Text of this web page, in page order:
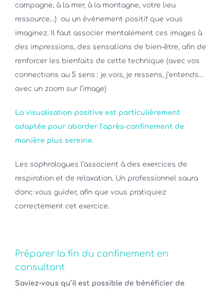
campagne, à la mer, à la montagne, votre lieu
ressource…) ou un événement positif que vous
imaginez. Il faut associer mentalement ces images à
des impressions, des sensations de bien-être, afin de
renforcer les bienfaits de cette technique (avec vos
connections au 5 sens : je vois, je ressens, j’entends…
avec un zoom sur l’image)
La visualisation positive est particulièrement
adaptée pour aborder l’après-confinement de
manière plus sereine.
Les sophrologues l’associent à des exercices de
respiration et de relaxation. Un professionnel saura
donc vous guider, afin que vous pratiquiez
correctement cet exercice.
Préparer la fin du confinement en
consultant
Saviez-vous qu’il est possible de bénéficier de